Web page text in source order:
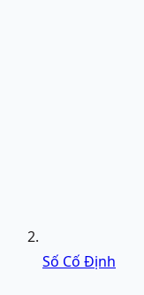
Số Cố Định